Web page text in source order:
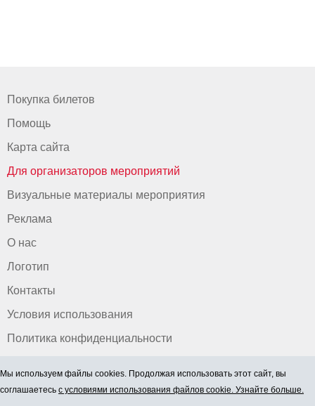
Покупка билетов
Помощь
Карта сайта
Для организаторов мероприятий
Визуальные материалы мероприятия
Реклама
О нас
Логотип
Контакты
Условия использования
Политика конфиденциальности
Мы используем файлы cookies. Продолжая использовать этот сайт, вы
соглашаетесь с условиями использования файлов cookie. Узнайте больше.